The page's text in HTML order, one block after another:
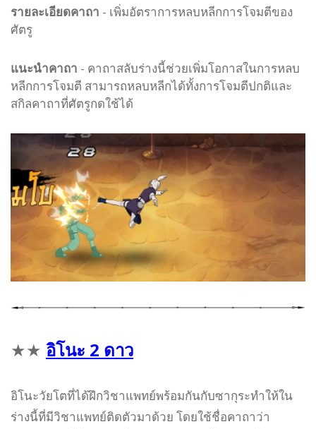
รายละเอียดคาถา - เพิ่มอัตราการหลบหลีกการโจมตีของ
ศัตรู
แนะนำคาถา - คาถาสลับร่างนี้ช่วยเพิ่มโอกาสในการหลบ
หลีกการโจมตี สามารถหลบหลีกได้ทั้งการโจมตีปกติและ
สกิลคาถาที่ศัตรูกดใช้ได้
★★ อิโนะ 2 ดาว
อิโนะวัยโตที่ได้ฝึกวิชาแพทย์พร้อมกันกับซากุระทำให้ใน
ร่างนี้ที่มีวิชาแพทย์ติดตัวมาด้วย โดยใช้ชื่อคาถาว่า